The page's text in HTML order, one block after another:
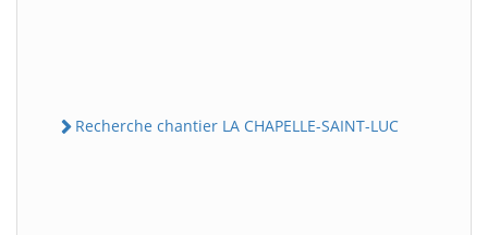
Recherche chantier LA CHAPELLE-SAINT-LUC